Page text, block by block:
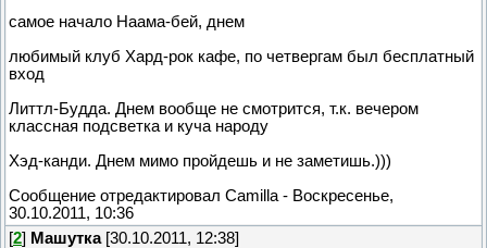
самое начало Наама-бей, днем
любимый клуб Хард-рок кафе, по четвергам был бесплатный
вход
Литтл-Будда. Днем вообще не смотрится, т.к. вечером
классная подсветка и куча народу
Хэд-канди. Днем мимо пройдешь и не заметишь.)))
Сообщение отредактировал Camilla - Воскресенье,
30.10.2011, 10:36
[2] Машутка[30.10.2011, 12:38]